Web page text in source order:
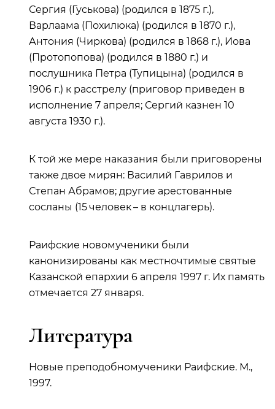
Сергия (Гуськова) (родился в 1875 г.),
Варлаама (Похилюка) (родился в 1870 г.),
Антония (Чиркова) (родился в 1868 г.), Иова
(Протопопова) (родился в 1880 г.) и
послушника Петра (Тупицына) (родился в
1906 г.) к расстрелу (приговор приведен в
исполнение 7 апреля; Сергий казнен 10
августа 1930 г.).
К той же мере наказания были приговорены
также двое мирян: Василий Гаврилов и
Степан Абрамов; другие арестованные
сосланы (15 человек – в концлагерь).
Раифские новомученики были
канонизированы как местночтимые святые
Казанской епархии 6 апреля 1997 г. Их память
отмечается 27 января.
Литература
Новые преподобномученики Раифские. М.,
1997.